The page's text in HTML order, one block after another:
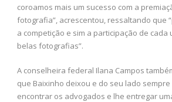
coroamos mais um sucesso com a
fotografia”, acrescentou, ressaltando que
a competição e sim a participação de cada
belas fotografias”.
A conselheira federal Ilana Campos
que Baixinho deixou e do seu lado
encontrar os advogados e lhe entregar